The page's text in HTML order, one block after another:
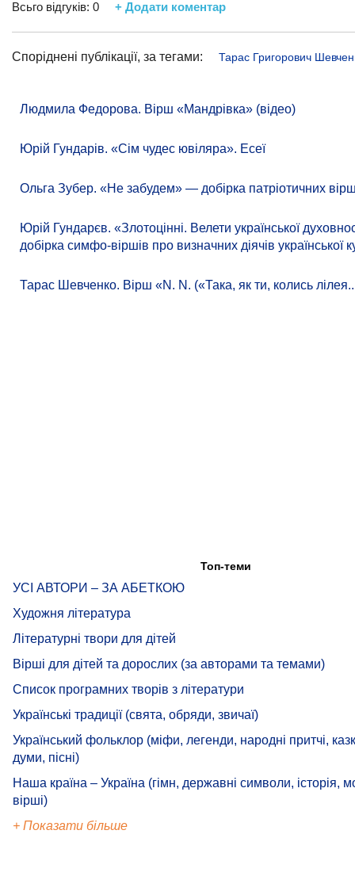
Всьго відгуків: 0 + Додати коментар
Споріднені публікації, за тегами: Тарас Григорович
Людмила Федорова. Вірш «Мандрівка» (відео)
Юрій Гундарів. «Сім чудес ювіляра». Есеї
Ольга Зубер. «Не забудем» — добірка патріотичних
Юрій Гундарєв. «Злотоцінні. Велети української
добірка симфо-віршів про визначних діячів української
Тарас Шевченко. Вірш «N. N. («Така, як ти, колись
Топ-теми
УСІ АВТОРИ – ЗА АБЕТКОЮ
Художня література
Літературні твори для дітей
Вірші для дітей та дорослих (за авторами та темами)
Список програмних творів з літератури
Українські традиції (свята, обряди, звичаї)
Український фольклор (міфи, легенди, народні притчі,
думи, пісні)
Наша країна – Україна (гімн, державні символи, історія,
вірші)
+ Показати більше